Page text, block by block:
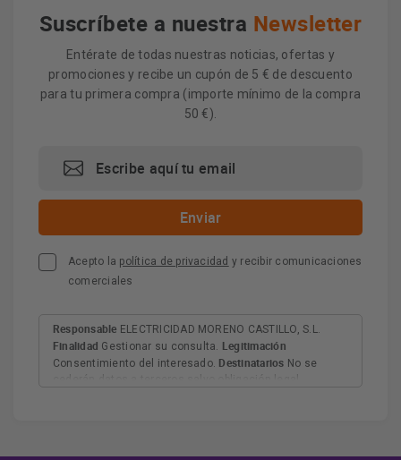
Suscríbete a nuestra Newsletter
Entérate de todas nuestras noticias, ofertas y
promociones y recibe un cupón de 5 € de descuento
para tu primera compra (importe mínimo de la compra
50 €).
Acepto la política de privacidad y recibir comunicaciones
comerciales
Responsable ELECTRICIDAD MORENO CASTILLO, S.L.
Finalidad Gestionar su consulta. Legitimación
Consentimiento del interesado. Destinatarios No se